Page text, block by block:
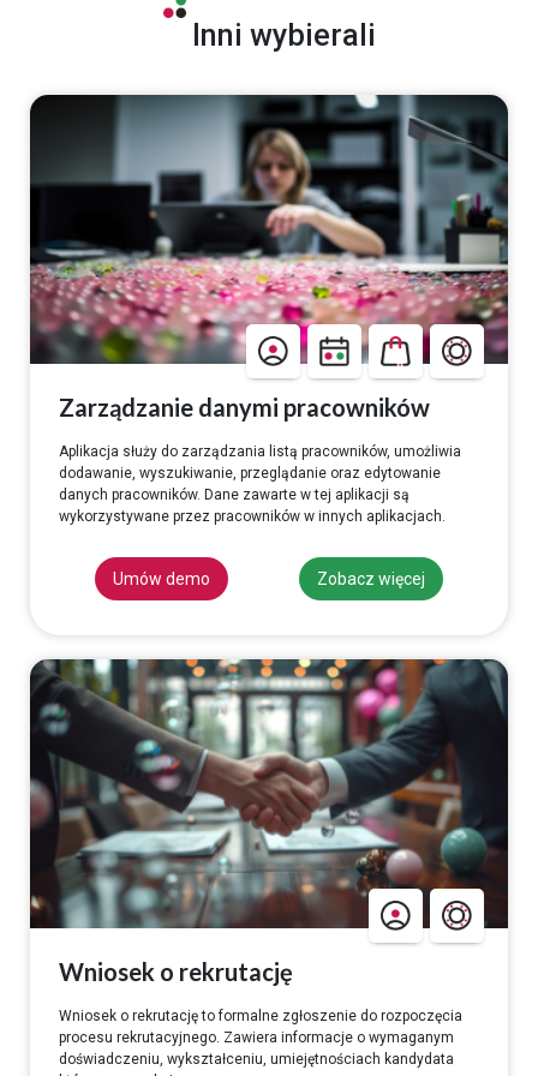
Inni wybierali
Zarządzanie danymi pracowników
Aplikacja służy do zarządzania listą pracowników, umożliwia
dodawanie, wyszukiwanie, przeglądanie oraz edytowanie
danych pracowników. Dane zawarte w tej aplikacji są
wykorzystywane przez pracowników w innych aplikacjach.
Umów demo Zobacz więcej
Wniosek o rekrutację
Wniosek o rekrutację to formalne zgłoszenie do rozpoczęcia
procesu rekrutacyjnego. Zawiera informacje o wymaganym
doświadczeniu, wykształceniu, umiejętnościach kandydata